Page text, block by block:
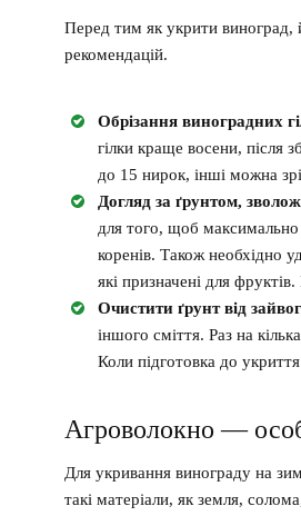
Перед тим як укрити виноград,
рекомендацій.
Обрізання виноградних
гілки краще восени, після
до 15 нирок, інші можна
Догляд за ґрунтом,
для того, щоб
коренів. Також необхідно
які призначені для
Очистити ґрунт від
іншого сміття. Раз на
Коли підготовка до
Агроволокно —
Для укривання винограду на
такі матеріали, як земля,